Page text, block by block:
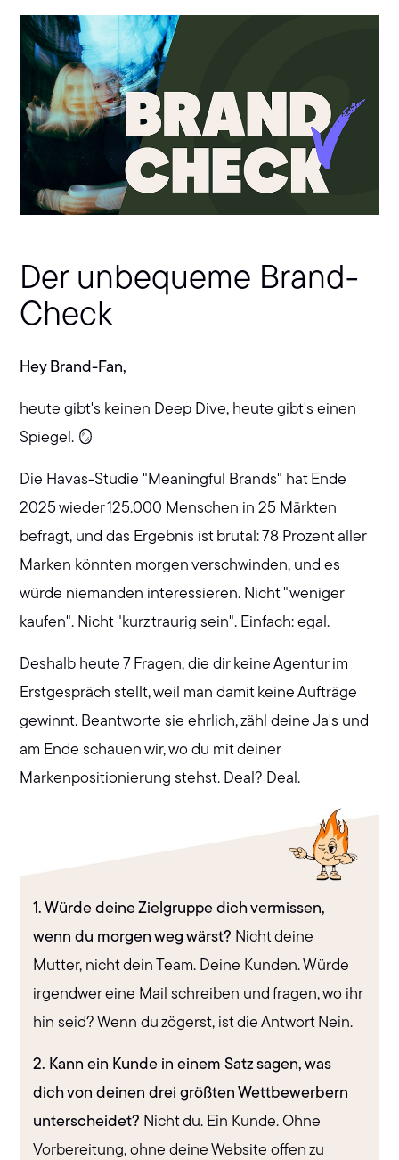
Der unbequeme Brand-
Check
Hey Brand-Fan,
heute gibt's keinen Deep Dive, heute gibt's einen
Spiegel. 🪞
Die Havas-Studie "Meaningful Brands" hat Ende
2025 wieder 125.000 Menschen in 25 Märkten
befragt, und das Ergebnis ist brutal: 78 Prozent aller
Marken könnten morgen verschwinden, und es
würde niemanden interessieren. Nicht "weniger
kaufen". Nicht "kurz traurig sein". Einfach: egal.
Deshalb heute 7 Fragen, die dir keine Agentur im
Erstgespräch stellt, weil man damit keine Aufträge
gewinnt. Beantworte sie ehrlich, zähl deine Ja's und
am Ende schauen wir, wo du mit deiner
Markenpositionierung stehst. Deal? Deal.
1. Würde deine Zielgruppe dich vermissen,
wenn du morgen weg wärst? Nicht deine
Mutter, nicht dein Team. Deine Kunden. Würde
irgendwer eine Mail schreiben und fragen, wo ihr
hin seid? Wenn du zögerst, ist die Antwort Nein.
2. Kann ein Kunde in einem Satz sagen, was
dich von deinen drei größten Wettbewerbern
unterscheidet? Nicht du. Ein Kunde. Ohne
Vorbereitung, ohne deine Website offen zu